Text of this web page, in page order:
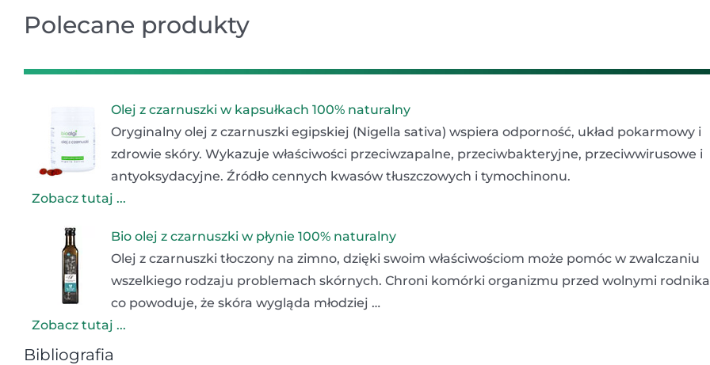
Polecane produkty
Olej z czarnuszki w kapsułkach 100% naturalny
Oryginalny olej z czarnuszki egipskiej (Nigella sativa) wspiera odporność, układ pokarmowy i
zdrowie skóry. Wykazuje właściwości przeciwzapalne, przeciwbakteryjne, przeciwwirusowe i
antyoksydacyjne. Źródło cennych kwasów tłuszczowych i tymochinonu.
Zobacz tutaj ...
Bio olej z czarnuszki w płynie 100% naturalny
Olej z czarnuszki tłoczony na zimno, dzięki swoim właściwościom może pomóc w zwalczaniu
wszelkiego rodzaju problemach skórnych. Chroni komórki organizmu przed wolnymi
co powoduje, że skóra wygląda młodziej …
Zobacz tutaj ...
Bibliografia